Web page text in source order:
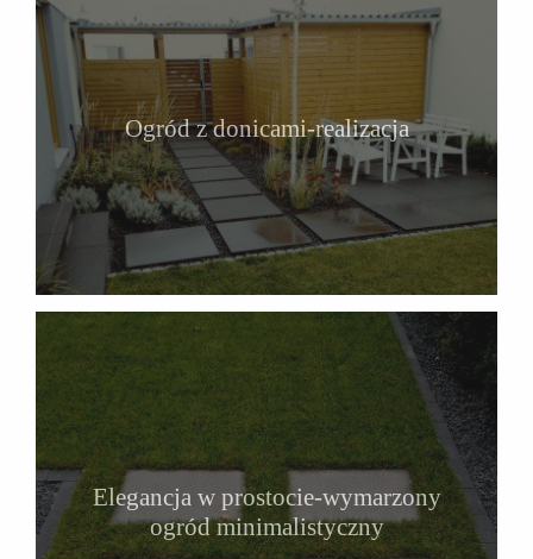
Ogród z donicami-realizacja
Elegancja w prostocie-wymarzony
ogród minimalistyczny